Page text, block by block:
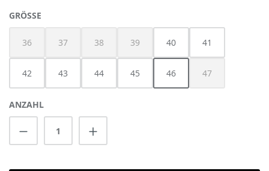
GRÖSSE
36
(Diese Option ist zurzeit nicht verfügbar.)
37
(Diese Option ist zurzeit nicht verfügbar.)
38
(Diese Option ist zurzeit nicht verfügbar.)
39
(Diese Option ist zurzeit nicht
40 41
42 43 44 45 46 47
(Diese Option ist
ANZAHL
Produkt Anzahl: Gib den gewünschten